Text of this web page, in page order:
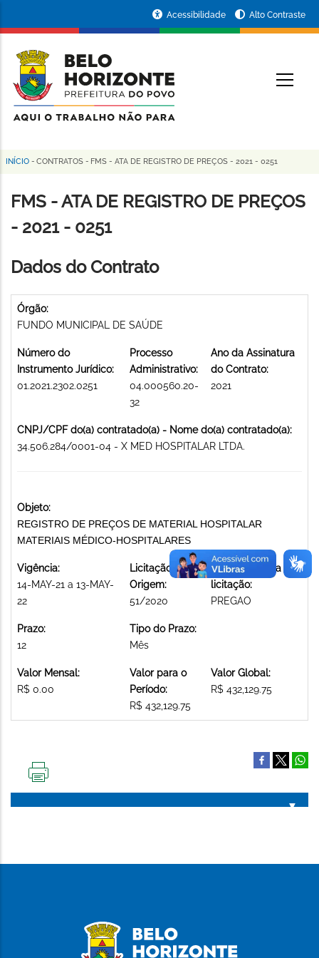
conteúdo
principal
da
Prefeitura
de
Horizonte
Acessibilidade Alto Contraste
Trilha
de
navegação
INÍCIO - CONTRATOS - FMS - ATA DE REGISTRO DE PREÇOS - 2021 - 0251
FMS - ATA DE REGISTRO DE PREÇOS
- 2021 - 0251
Dados do Contrato
Órgão:
FUNDO MUNICIPAL DE SAÚDE
Número do
Instrumento Jurídico:
01.2021.2302.0251
Processo
Administrativo:
04.000560.20-
32
Ano da Assinatura
do Contrato:
2021
CNPJ/CPF do(a) contratado(a) - Nome do(a) contratado(a):
34.506.284/0001-04 - X MED HOSPITALAR LTDA.
Objeto:
REGISTRO DE PREÇOS DE MATERIAL HOSPITALAR
MATERIAIS MÉDICO-HOSPITALARES
Vigência:
14-MAY-21 a 13-MAY-
22
Licitação de
Origem:
51/2020
Modalidade da
licitação:
PREGAO
Prazo:
12
Tipo do Prazo:
Mês
Valor Mensal:
R$ 0.00
Valor para o
Período:
R$ 432,129.75
Valor Global:
R$ 432,129.75
PÁGINA